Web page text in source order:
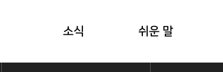
소식 쉬운 말